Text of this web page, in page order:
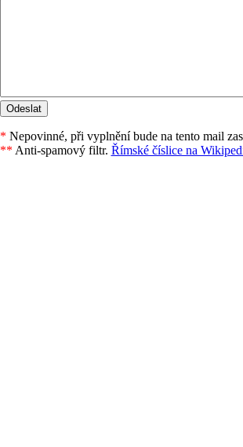
* Nepovinné, při vyplnění bude na tento mail
** Anti-spamový filtr. Římské číslice na